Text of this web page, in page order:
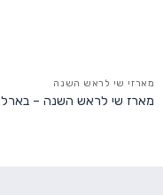
מארזי שי לראש השנה
מארז שי לראש השנה – בארל